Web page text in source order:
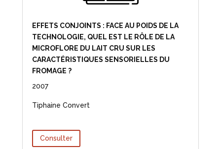
EFFETS CONJOINTS : FACE AU POIDS DE LA
TECHNOLOGIE, QUEL EST LE RÔLE DE LA
MICROFLORE DU LAIT CRU SUR LES
CARACTÉRISTIQUES SENSORIELLES DU
FROMAGE ?
2007
Tiphaine Convert
Consulter